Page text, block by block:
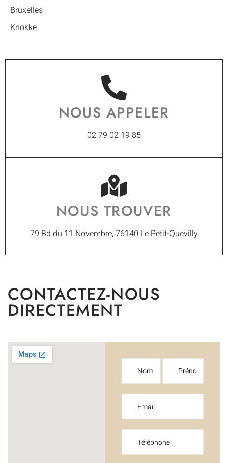
Bruxelles
Knokke
NOUS APPELER
02 79 02 19 85
NOUS TROUVER
79 Bd du 11 Novembre, 76140 Le Petit-Quevilly
CONTACTEZ-NOUS
DIRECTEMENT